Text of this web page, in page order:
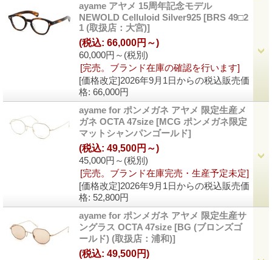
ayame アヤメ 15周年記念モデル
NEWOLD Celluloid Silver925 [BRS 49□2
1 (取扱店：大宮)]
60,000円～ (税別)
(税込: 66,000円～)
[完売。ブランド在庫の確認を行います]
[価格改定]2026年9月1日からの税込販売価
格: 66,000円
ayame for ポンメガネ アヤメ 限定生産メ
ガネ OCTA 47size [MCG ポンメガネ限定
マットシャンパンゴールド]
45,000円～ (税別)
(税込: 49,500円～)
[完売。ブランド在庫完売・生産予定未定]
[価格改定]2026年9月1日からの税込販売価
格: 52,800円
ayame for ポンメガネ アヤメ 限定生産サ
ングラス OCTA 47size [BG (ブロンズゴ
ールド) (取扱店：浦和)]
(税込: 49,500円)